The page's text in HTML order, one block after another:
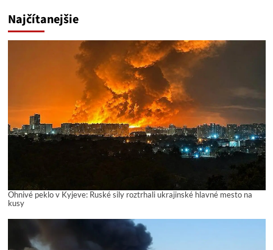
Najčítanejšie
Ohnivé peklo v Kyjeve: Ruské sily roztrhali ukrajinské hlavné mesto na
kusy